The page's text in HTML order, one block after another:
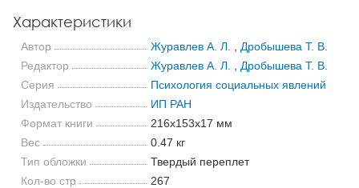
Характеристики
Автор Журавлев А. Л.
Дробышева Т. В.
Редактор
Журавлев А. Л.
Дробышева Т. В.
Серия
Психология социальных явлений
Издательство
ИП РАН
Формат книги
216x153x17 мм
Вес
0.47 кг
Тип обложки
Твердый переплет
Кол-во стр
267